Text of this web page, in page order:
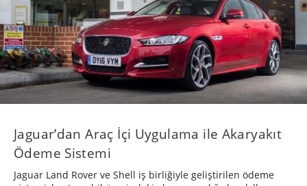
Jaguar’dan Araç İçi Uygulama ile Akaryakıt
Ödeme Sistemi
Jaguar Land Rover ve Shell iş birliğiyle geliştirilen ödeme